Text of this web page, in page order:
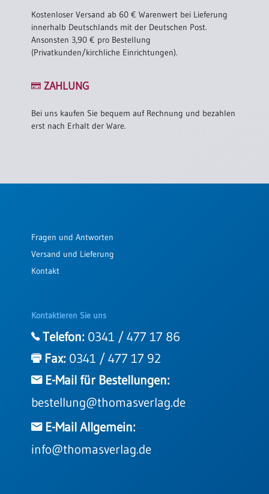
Kostenloser Versand ab 60 € Warenwert bei Lieferung
innerhalb Deutschlands mit der Deutschen Post.
Ansonsten 3,90 € pro Bestellung
(Privatkunden/kirchliche Einrichtungen).
ZAHLUNG
Bei uns kaufen Sie bequem auf Rechnung und bezahlen
erst nach Erhalt der Ware.
Fragen und Antworten
Versand und Lieferung
Kontakt
Kontaktieren Sie uns
Telefon: 0341 / 477 17 86
Fax: 0341 / 477 17 92
E-Mail für Bestellungen:
bestellung@thomasverlag.de
E-Mail Allgemein:
info@thomasverlag.de